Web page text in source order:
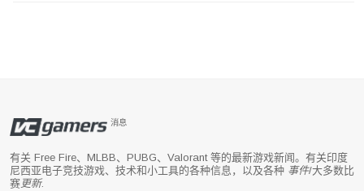
消息
有关 Free Fire、MLBB、PUBG、Valorant 等的最新游戏新闻。有关印度
尼西亚电子竞技游戏、技术和小工具的各种信息，以及各种 事件/大多数比
赛更新.